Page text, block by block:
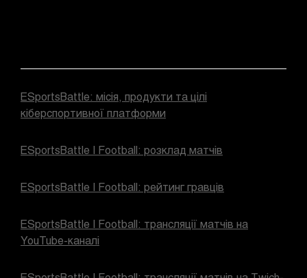
ESportsBattle: місія, продукти та цілі
кіберспортивної платформи
ESportsBattle | Football: розклад матчів
ESportsBattle | Football: рейтинг гравців
ESportsBattle | Football: трансляції матчів на
YouTube-каналі